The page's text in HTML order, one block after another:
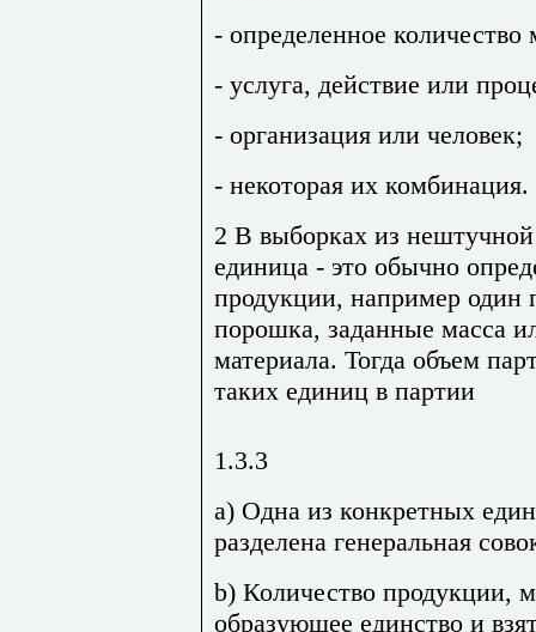
- определенное количество
- услуга, действие или
- организация или человек;
- некоторая их комбинация.
2 В выборках из
единица - это обычно
продукции, например один
порошка, заданные масса
материала. Тогда объем
таких единиц в партии
1.3.3
а) Одна из конкретных
разделена генеральная
b) Количество продукции,
образующее единство и